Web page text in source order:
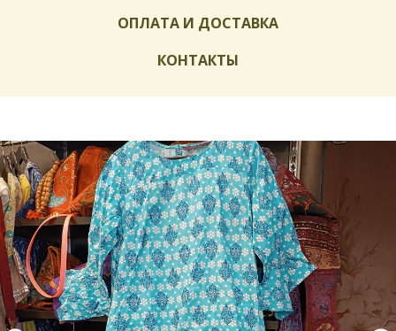
ОПЛАТА И ДОСТАВКА
КОНТАКТЫ